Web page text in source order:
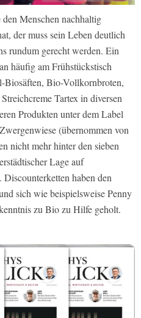
Menschen nachhaltig
der muss sein Leben deutlich
rundum gerecht werden. Ein
häufig am Frühstückstisch
Biosäften, Bio-Vollkornbroten,
Tartex in diversen
Produkten unter dem Label
(übernommen von
nicht mehr hinter den sieben
Lage auf
haben den
sich wie beispielsweise Penny
zu Bio zu Hilfe geholt.